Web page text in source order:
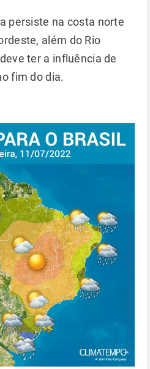
persiste na costa norte
além do Rio
ter a influência de
fim do dia.